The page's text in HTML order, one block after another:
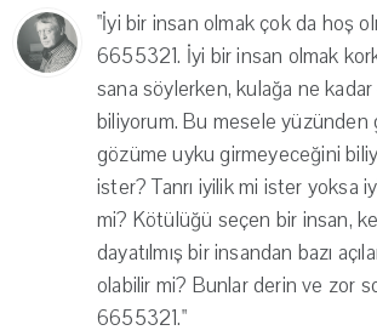
"İyi bir insan olmak çok da hoş
6655321. İyi bir insan olmak
sana söylerken, kulağa ne
biliyorum. Bu mesele yüzünden
gözüme uyku girmeyeceğini
ister? Tanrı iyilik mi ister yoksa
mi? Kötülüğü seçen bir insan,
dayatılmış bir insandan bazı
olabilir mi? Bunlar derin ve zor
6655321."